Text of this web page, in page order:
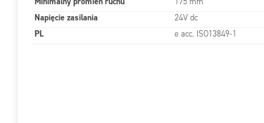
Napięcie zasilania 24V dc
PL e acc. ISO13849-1